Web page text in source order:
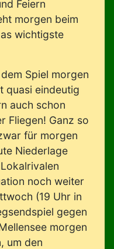
Feiern
morgen beim
wichtigste
Spiel morgen
quasi eindeutig
auch schon
Fliegen! Ganz so
für morgen
Niederlage
noch weiter
(19 Uhr in
gegen
morgen
um den